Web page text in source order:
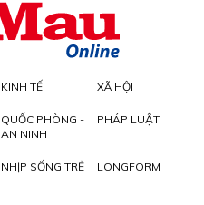
KINH TẾ XÃ HỘI
QUỐC PHÒNG -
AN NINH
PHÁP LUẬT
NHỊP SỐNG TRẺ LONGFORM